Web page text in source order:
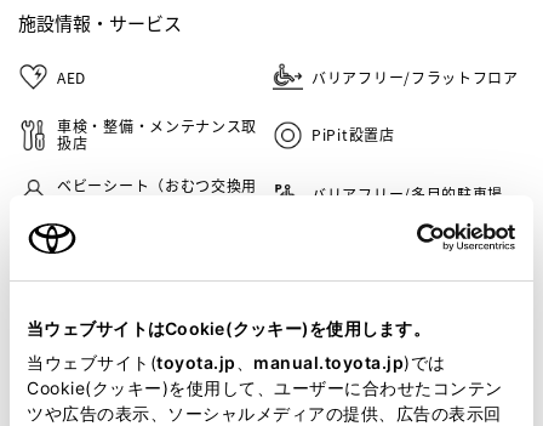
当ウェブサイトはCookie(クッキー)を使用します。
当ウェブサイト(toyota.jp manual.toyota.jp)では
Cookie(クッキー)を使用して、ユーザーに合わせたコンテン
ツや広告の表示、ソーシャルメディアの提供、広告の表示回
施設情報・ サービス
AED バリアフリー/フラットフロア
車検・整備・メンテナンス取
扱店
PiPit設置店
ベビーシート（おむつ交換用
バリアフリー/多目的駐車場
キッズコーナー
バリアフリー/多目的トイレ WiFi